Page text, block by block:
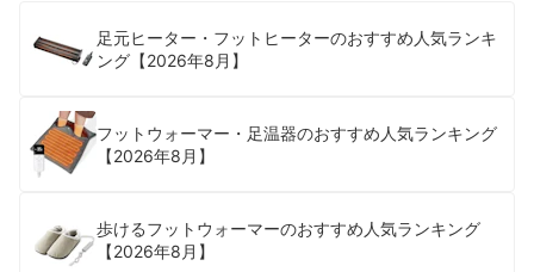
足元ヒーター・フットヒーターのおすすめ人気ランキ
ング【2026年8月】
フットウォーマー・足温器のおすすめ人気ランキング
【2026年8月】
歩けるフットウォーマーのおすすめ人気ランキング
【2026年8月】